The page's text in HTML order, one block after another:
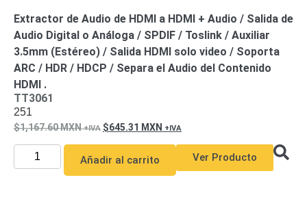
Extractor de Audio de HDMI a HDMI + Audio / Salida de
Audio Digital o Análoga / SPDIF / Toslink / Auxiliar
3.5mm (Estéreo) / Salida HDMI solo video / Soporta
ARC / HDR / HDCP / Separa el Audio del Contenido
HDMI .
TT3061
251
1,167.60MXN 645.31 MXN
Añadir al carrito Ver Producto